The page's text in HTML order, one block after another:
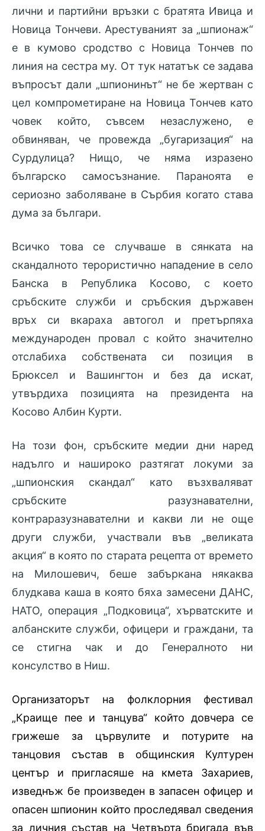
лични и партийни връзки с братята Ивица и
Новица Тончеви. Арестуваният за „шпионаж“
е в кумово сродство с Новица Тончев по
линия на сестра му. От тук нататък се задава
въпросът дали „шпионинът“ не бе жертван с
цел компрометиране на Новица Тончев като
човек който, съвсем незаслужено, е
обвиняван, че провежда „бугаризация“ на
Сурдулица? Нищо, че няма изразено
българско самосъзнание. Параноята е
сериозно заболяване в Сърбия когато става
дума за българи.
Всичко това се случваше в сянката на
скандалното терористично нападение в село
Банска в Република Косово, с което
сръбските служби и сръбския държавен
връх си вкараха автогол и претърпяха
международен провал с който значително
отслабиха собствената си позиция в
Брюксел и Вашингтон и без да искат,
утвърдиха позицията на президента на
Косово Албин Курти.
На този фон, сръбските медии дни наред
надълго и нашироко разтягат локуми за
„шпионския скандал“ като възхваляват
сръбските разузнавателни,
контраразузнавателни и какви ли не още
други служби, участвали във „великата
акция“ в която по старата рецепта от времето
на Милошевич, беше забъркана някаква
блудкава каша в която бяха замесени ДАНС,
НАТО, операция „Подковица“, хърватските и
албанските служби, офицери и граждани, та
се стигна чак и до Генералното ни
консулство в Ниш.
Организаторът на фолклорния фестивал
„Краище пее и танцува“ който довчера се
грижеше за цървулите и потурите на
танцовия състав в общинския Културен
център и пригласяше на кмета Захариев,
изведнъж бе произведен в запасен офицер и
опасен шпионин който проследявал сведения
за личния състав на Четвърта бригада във